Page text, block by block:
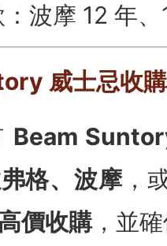
波摩 12 年
威士忌收
Beam
格、波摩 ，
價收購，並